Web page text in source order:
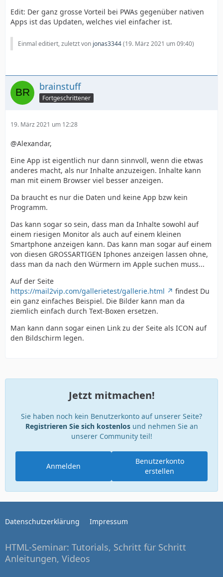
Edit: Der ganz grosse Vorteil bei PWAs gegenüber nativen
Apps ist das Updaten, welches viel einfacher ist.
Einmal editiert, zuletzt von jonas3344(19. März 2021 um 09:40)
brainstuff
Fortgeschrittener
19. März 2021 um 12:28
@Alexandar,
Eine App ist eigentlich nur dann sinnvoll, wenn die etwas
anderes macht, als nur Inhalte anzuzeigen. Inhalte kann
man mit einem Browser viel besser anzeigen.
Da braucht es nur die Daten und keine App bzw kein
Programm.
Das kann sogar so sein, dass man da Inhalte sowohl auf
einem riesigen Monitor als auch auf einem kleinen
Smartphone anzeigen kann. Das kann man sogar auf einem
von diesen GROSSARTIGEN Iphones anzeigen lassen ohne,
dass man da nach den Würmern im Apple suchen muss...
Auf der Seite
https://mail2vip.com/gallerietest/gallerie.html
findest Du
ein ganz einfaches Beispiel. Die Bilder kann man da
ziemlich einfach durch Text-Boxen ersetzen.
Man kann dann sogar einen Link zu der Seite als ICON auf
den Bildschirm legen.
Jetzt mitmachen!
Sie haben noch kein Benutzerkonto auf unserer Seite?
Registrieren Sie sich kostenlosund nehmen Sie an
unserer Community teil!
Benutzerkonto
erstellen
Anmelden
Datenschutzerklärung Impressum
HTML-Seminar: Tutorials, Schritt für Schritt
Anleitungen, Videos